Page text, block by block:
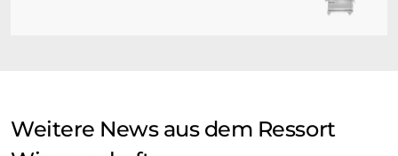
Weitere News aus dem Ressort